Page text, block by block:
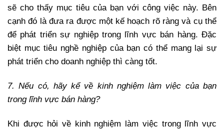
sẽ cho thấy mục tiêu của bạn với công việc này. Bên
cạnh đó là đưa ra được một kế hoạch rõ ràng và cụ thể
để phát triển sự nghiệp trong lĩnh vực bán hàng. Đặc
biệt mục tiêu nghề nghiệp của bạn có thể mang lại sự
phát triển cho doanh nghiệp thì càng tốt.
7. Nếu có, hãy kể về kinh nghiệm làm việc của bạn
trong lĩnh vực bán hàng?
Khi được hỏi về kinh nghiệm làm việc trong lĩnh vực